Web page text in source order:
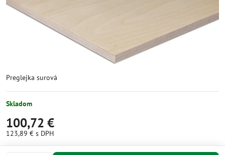
Preglejka surová
Skladom
100,72 €
123,89 € s DPH